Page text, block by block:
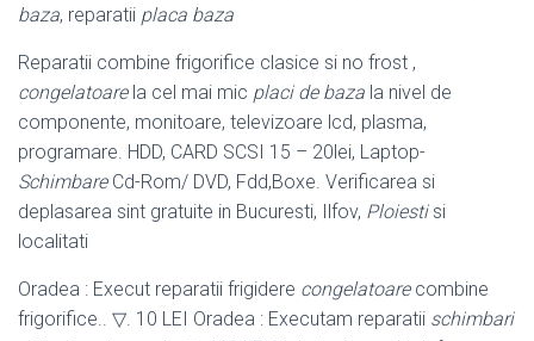
baza, reparatii placa baza
Reparatii combine frigorifice clasice si no frost ,
congelatoarela cel mai mic placi de baza la nivel de
componente, monitoare, televizoare lcd, plasma,
programare. HDD, CARD SCSI 15 – 20lei, Laptop-
SchimbareCd-Rom/ DVD, Fdd,Boxe. Verificarea si
deplasarea sint gratuite in Bucuresti, Ilfov, Ploiestisi
localitati
Oradea : Execut reparatii frigidere congelatoarecombine
frigorifice.. ▽. 10 LEI Oradea : Executam reparatii schimbari